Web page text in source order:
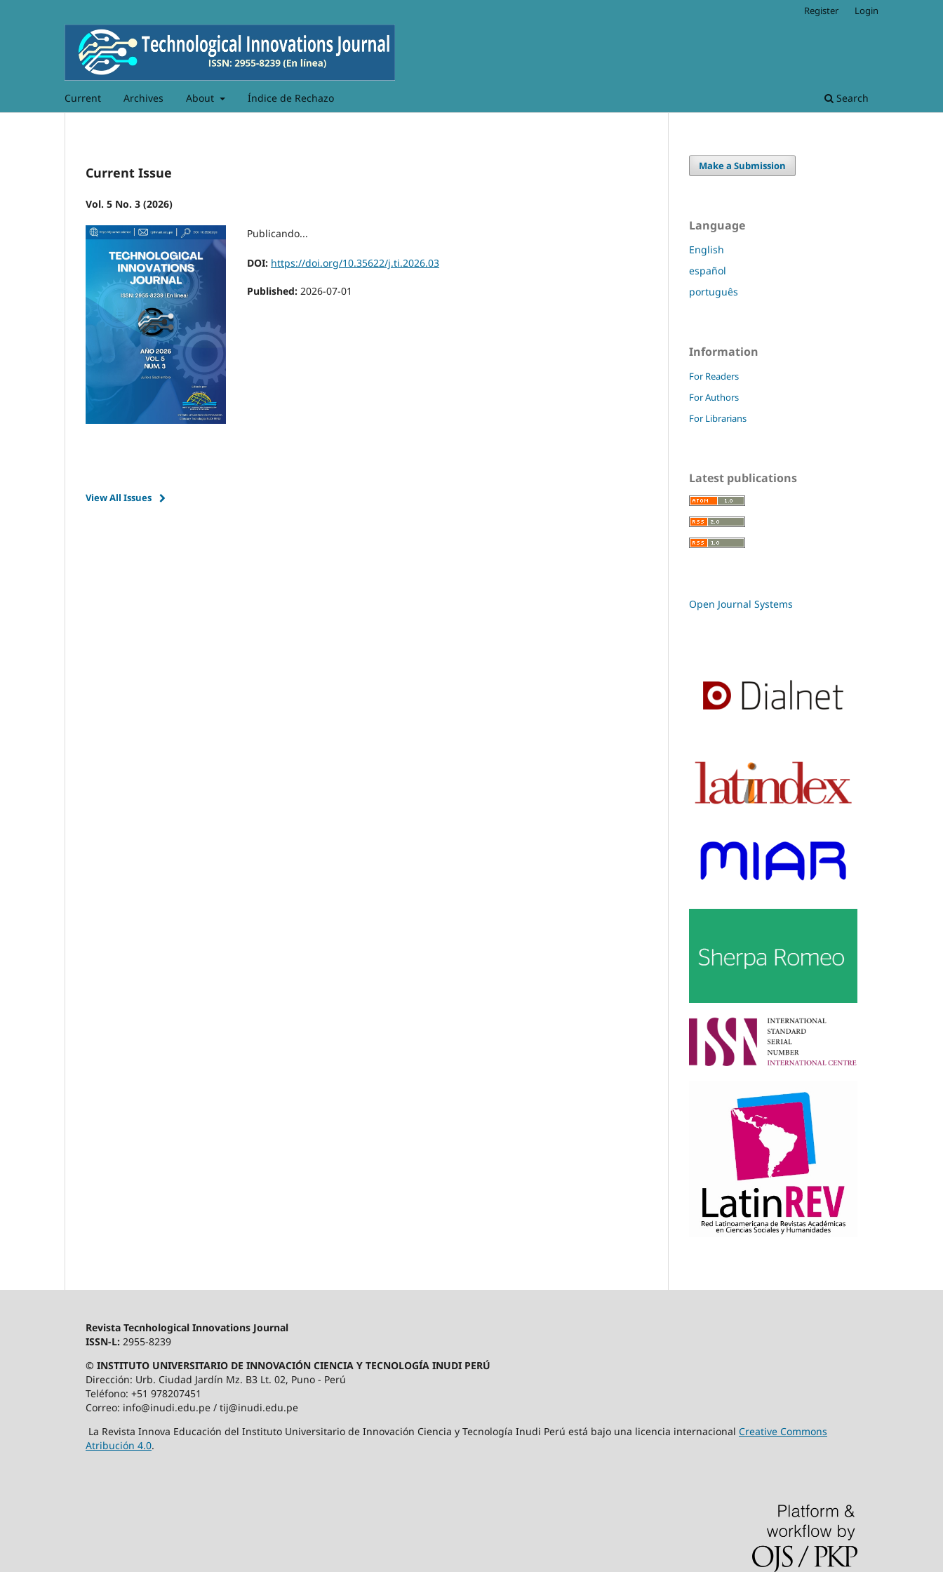
Current Archives About Índice de Rechazo Search
Register Login
Current Issue
Vol. 5 No. 3 (2026)
Publicando...
DOI: https://doi.org/10.35622/j.ti.2026.03
Published: 2026-07-01
View All Issues
Make a Submission
Language
English
español
português
Information
For Readers
For Authors
For Librarians
Latest publications
Open Journal Systems
Revista Tecnhological Innovations Journal
ISSN-L: 2955-8239
© INSTITUTO UNIVERSITARIO DE INNOVACIÓN CIENCIA Y TECNOLOGÍA INUDI PERÚ
Dirección: Urb. Ciudad Jardín Mz. B3 Lt. 02, Puno - Perú
Teléfono: +51 978207451
Correo: info@inudi.edu.pe / tij@inudi.edu.pe
La Revista Innova Educación del Instituto Universitario de Innovación Ciencia y Tecnología Inudi Perú está bajo una licencia internacional Creative Commons
Atribución 4.0.